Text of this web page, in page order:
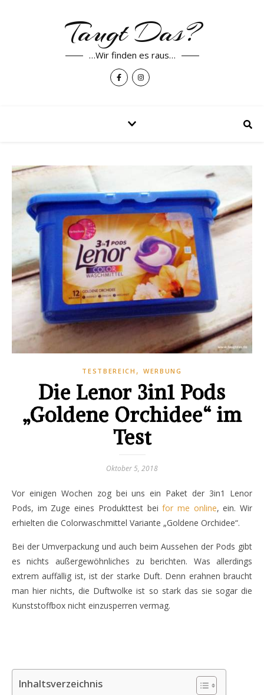
Taugt Das?
…Wir finden es raus…
TESTBEREICH , WERBUNG
Die Lenor 3in1 Pods
„Goldene Orchidee“ im
Test
Oktober 5, 2018
Vor einigen Wochen zog bei uns ein Paket der 3in1 Lenor
Pods, im Zuge eines Produkttest bei for me online, ein. Wir
erhielten die Colorwaschmittel Variante „Goldene Orchidee“.
Bei der Umverpackung und auch beim Aussehen der Pods gibt
es nichts außergewöhnliches zu berichten. Was allerdings
extrem auffällig ist, ist der starke Duft. Denn erahnen braucht
man hier nichts, die Duftwolke ist so stark das sie sogar die
Kunststoffbox nicht einzusperren vermag.
Inhaltsverzeichnis